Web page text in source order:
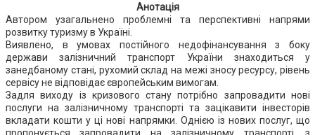
Анотація
Автором узагальнено проблемні та перспективні напрями
розвитку туризму в Україні.
Виявлено, в умовах постійного недофінансування з боку
держави залізничний транспорт України знаходиться у
занедбаному стані, рухомий склад на межі зносу ресурсу, рівень
сервісу не відповідає європейським вимогам.
Задля виходу із кризового стану потрібно запровадити нові
послуги на залізничному транспорті та зацікавити інвесторів
вкладати кошти у ці нові напрямки. Однією із нових послуг, що
пропонується запровадити на залізничному транспорті, з